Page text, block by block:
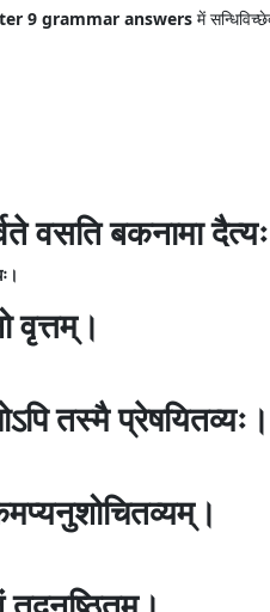
9 grammar answers में
वसति बकनामा
वृत्तम्।
तस्मै प्रेषयितव्यः।